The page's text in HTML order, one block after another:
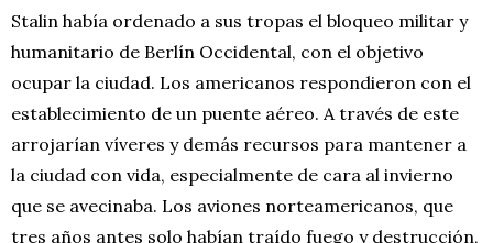
Stalin había ordenado a sus tropas el bloqueo militar y
humanitario de Berlín Occidental, con el objetivo
ocupar la ciudad. Los americanos respondieron con el
establecimiento de un puente aéreo. A través de este
arrojarían víveres y demás recursos para mantener a
la ciudad con vida, especialmente de cara al invierno
que se avecinaba. Los aviones norteamericanos, que
tres años antes solo habían traído fuego y destrucción,